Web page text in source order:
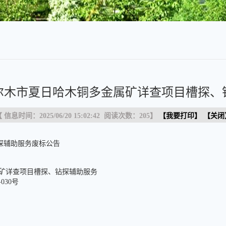
木市夏日哈木铜多金属矿详查项目槽探
信息时间：2025/06/20 15:02:42 阅读次数： 205】 【我要打印】 【关闭
辅助服务废标公告
详查项目槽探、钻探辅助服务
号